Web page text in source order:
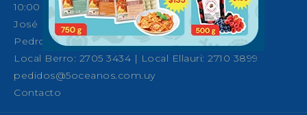
10:00 a 14:00
José Ellauri 558, Montevideo
Pedro Fco. Berro 1039, Montevideo
Local Berro: 2705 3434 | Local Ellauri: 2710 3899
pedidos@5oceanos.com.uy
Contacto